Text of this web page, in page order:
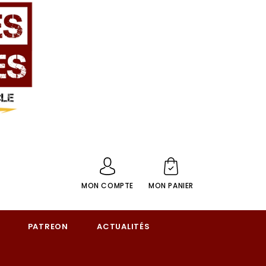
MON PANIER
MON COMPTE
PATREON ACTUALITÉS